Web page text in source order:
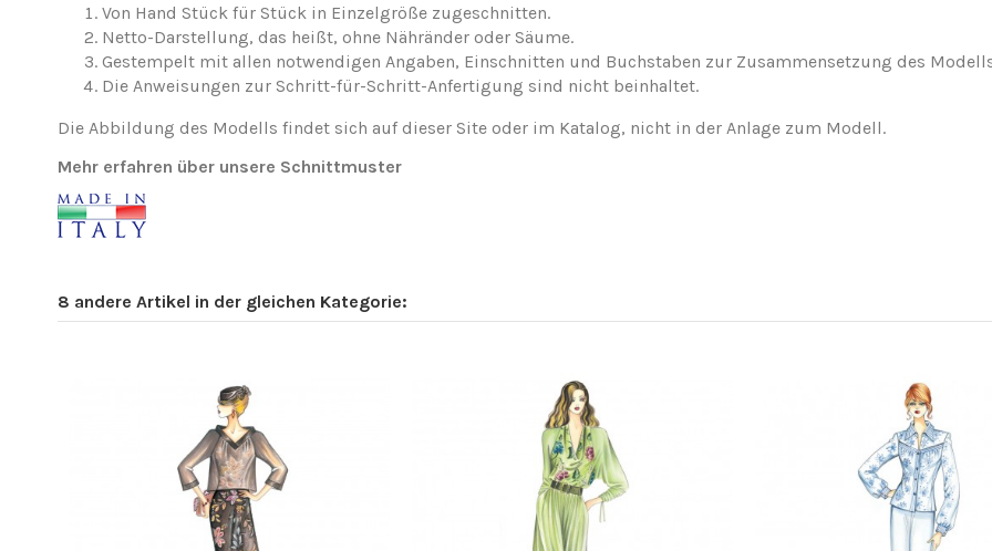
Von Hand Stück für Stück in Einzelgröße zugeschnitten.
Netto-Darstellung, das heißt, ohne Nähränder oder Säume.
Gestempelt mit allen notwendigen Angaben, Einschnitten und Buchstaben zur Zusammensetzung des
Die Anweisungen zur Schritt-für-Schritt-Anfertigung sind nicht beinhaltet.
Die Abbildung des Modells findet sich auf dieser Site oder im Katalog, nicht in der Anlage zum Modell.
Mehr erfahren über unsere Schnittmuster
8 andere Artikel in der gleichen Kategorie: